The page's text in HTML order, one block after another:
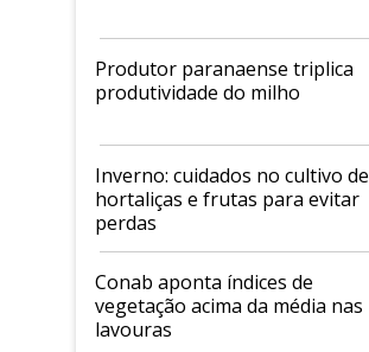
Produtor paranaense triplica
produtividade do milho
Inverno: cuidados no cultivo de
hortaliças e frutas para evitar
perdas
Conab aponta índices de
vegetação acima da média nas
lavouras